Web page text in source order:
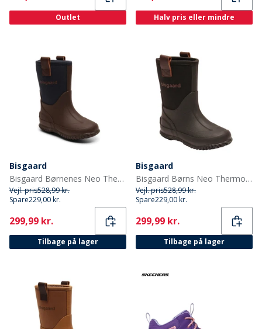
Outlet Halv pris eller mindre
Bisgaard
Bisgaard Børnenes Neo Thermo Gummistøvler Blå
Vejl. pris528,99 kr.
Spare229,00 kr.
Current
299,99 kr.
Tilbage på lager
Bisgaard
Bisgaard Børns Neo Thermo Gummistøvler Sort
Vejl. pris528,99 kr.
Spare229,00 kr.
Current
299,99 kr.
Tilbage på lager